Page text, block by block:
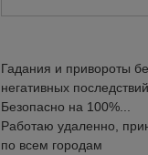
Гадания и привороты
негативных последствий.
Безопасно на 100%...
Работаю удаленно,
по всем городам